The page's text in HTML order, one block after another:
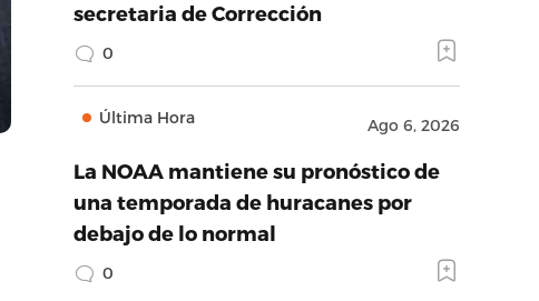
secretaria de Corrección
0
Última Hora Ago 6, 2026
La NOAA mantiene su pronóstico de
una temporada de huracanes por
debajo de lo normal
0